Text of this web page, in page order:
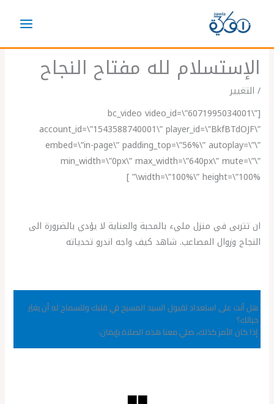
الإستسلام لله مفتاح النجاح
/ التغيير
[bc_video video_id=\”6071995034001\”
account_id=\”1543588740001\” player_id=\”BkfBTdOJF\”
embed=\”in-page\” padding_top=\”56%\” autoplay=\”\”
min_width=\”0px\” max_width=\”640px\” mute=\”\”
width=\”100%\” height=\”100%\” ]
ان تتربى في منزل مليء بالمحبة والعناية لا يؤدي بالضرورة الى
النجاح وزوال المصاعب. شاهد كيف واجه اندرو تحدياته
هل أنت على استعداد لقبول السيد المسيح في قلبك وللسماح له أن يغيّر
حياتك؟
إذا كان الأمر كذلك، صلي معنا هذه الصلاة بإيمان: